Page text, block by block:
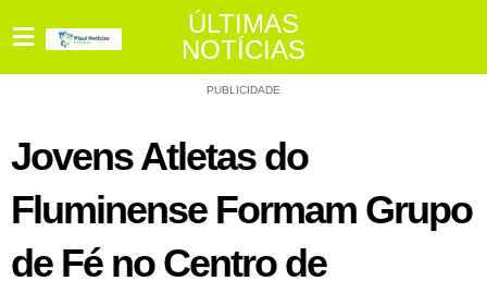
ÚLTIMAS
NOTÍCIAS
PUBLICIDADE
Jovens Atletas do
Fluminense Formam Grupo
de Fé no Centro de